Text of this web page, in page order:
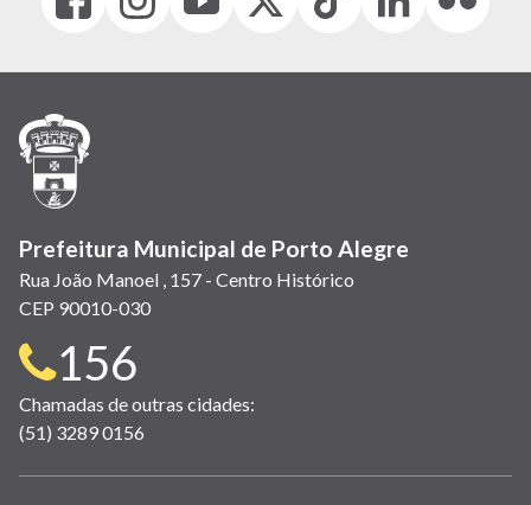
(link
em
janela)
(link
em
(link
em
(Antigo
(link
(link
em
(link
em
(link
em
Prefeitura Municipal de Porto Alegre
Rua João Manoel , 157 - Centro Histórico
CEP 90010-030
Telefone
para
contato:
156
Chamadas de outras cidades:
(51) 3289 0156